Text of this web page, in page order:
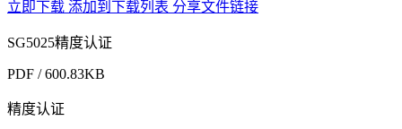
立即下载 添加到下载列表 分享文件链接
SG5025精度认证
PDF / 600.83KB
精度认证